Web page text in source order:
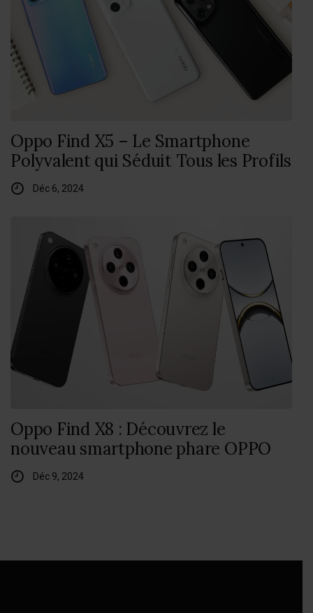
Oppo Find X5 – Le Smartphone
Polyvalent qui Séduit Tous les Profils
Déc 6, 2024
Oppo Find X8 : Découvrez le
nouveau smartphone phare OPPO
Déc 9, 2024